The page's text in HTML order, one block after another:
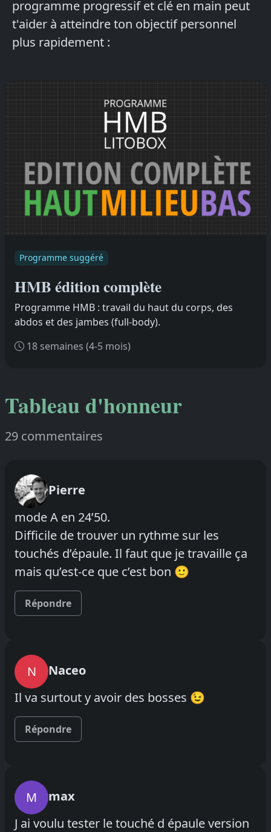
programme progressif et clé en main peut
t'aider à atteindre ton objectif personnel
plus rapidement :
Programme suggéré
HMB édition complète
Programme HMB : travail du haut du corps, des
abdos et des jambes (full-body).
18 semaines (4-5 mois)
Tableau d'honneur
29 commentaires
Pierre
mode A en 24’50.
Difficile de trouver un rythme sur les
touchés d’épaule. Il faut que je travaille ça
mais qu’est-ce que c’est bon 🙂
Répondre
N
Naceo
Il va surtout y avoir des bosses 😉
Répondre
M
max
J ai voulu tester le touché d épaule version